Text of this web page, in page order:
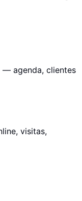
— agenda, clientes
visitas,